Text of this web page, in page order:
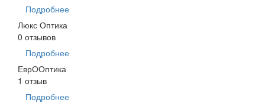
Подробнее
Люкс Оптика
0 отзывов
Подробнее
ЕврООптика
1 отзыв
Подробнее